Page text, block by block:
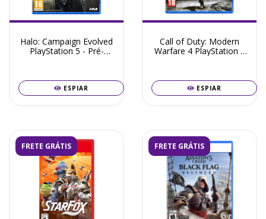
Halo: Campaign Evolved
PlayStation 5 - Pré-
ESPIAR
Call of Duty: Modern
Warfare 4 PlayStation 5
ESPIAR
FRETE GRÁTIS FRETE GRÁTIS